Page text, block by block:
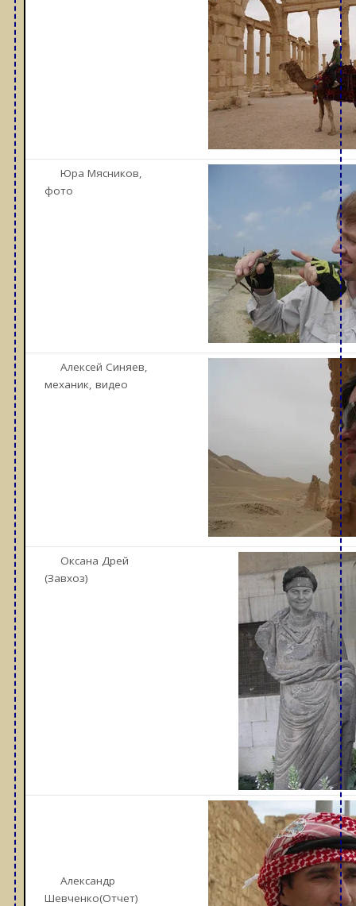
Юра Мясников,
фото
Алексей Синяев,
механик, видео
Оксана Дрей
(Завхоз)
Александр
Шевченко(Отчет)